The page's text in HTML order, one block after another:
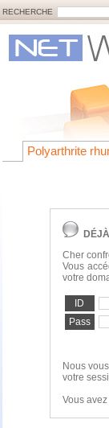
RECHERCHE
Polyarthrite
Cher
Vous
votre
ID
Pass
Nous
votre
Vous